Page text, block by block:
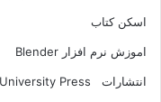
اسکن کتاب
اموزش نرم افزار Blender
انتشارات Princeton University Press